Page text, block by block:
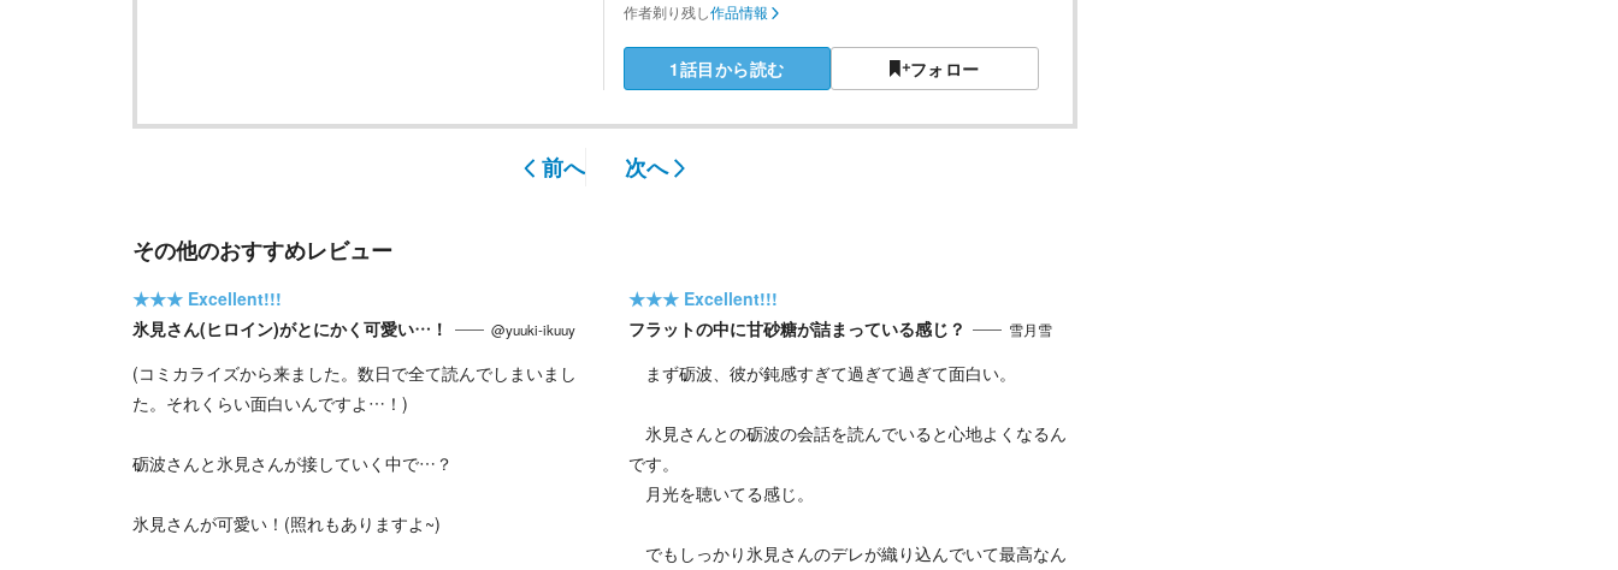
作者剃り残し作品情報
1話目から読む フォロー
前へ 次へ
その他のおすすめレビュー
★★★ Excellent!!!
氷見さん(ヒロイン)がとにかく可愛い…！
@yuuki-ikuuy
(コミカライズから来ました。数日で全て読んでしまいまし
た。それくらい面白いんですよ…！)
砺波さんと氷見さんが接していく中で…？
氷見さんが可愛い！(照れもありますよ~)
★★★ Excellent!!!
フラットの中に甘砂糖が詰まっている感じ？
雪月雪
まず砺波、彼が鈍感すぎて過ぎて過ぎて面白い。
氷見さんとの砺波の会話を読んでいると心地よくなるん
です。
月光を聴いてる感じ。
でもしっかり氷見さんのデレが織り込んでいて最高なん